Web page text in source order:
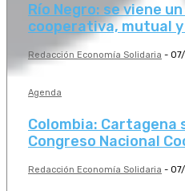
Río Negro: se viene
cooperativa, mutual
Redacción Economía Solidaria -
Agenda
Colombia: Cartagena
Congreso Nacional
Redacción Economía Solidaria -